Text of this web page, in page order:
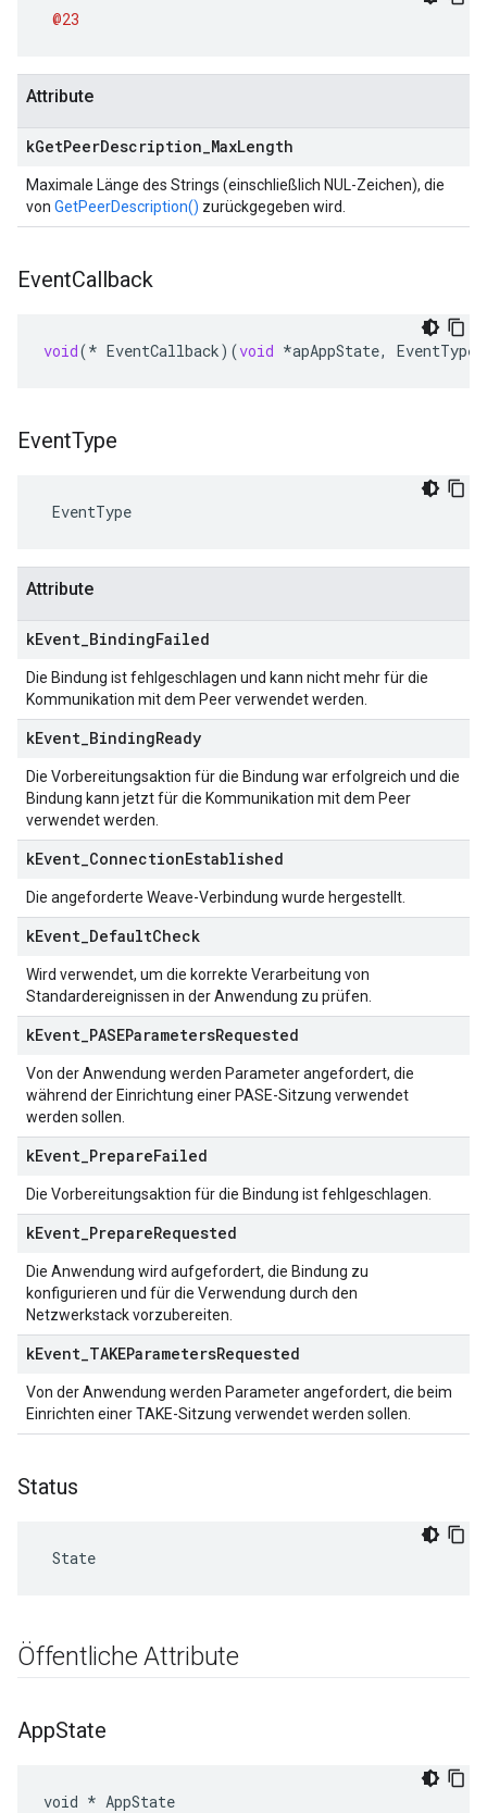
@23
Attribute
kGetPeerDescription MaxLength
Maximale Länge des Strings (einschließlich NUL-Zeichen), die
von GetPeerDescription() zurückgegeben wird.
EventCallback
void(* EventCallback)(void *apAppState, EventType
EventType
EventType
Attribute
kEvent BindingFailed
Die Bindung ist fehlgeschlagen und kann nicht mehr für die
Kommunikation mit dem Peer verwendet werden.
kEvent BindingReady
Die Vorbereitungsaktion für die Bindung war erfolgreich und die
Bindung kann jetzt für die Kommunikation mit dem Peer
verwendet werden.
kEvent ConnectionEstablished
Die angeforderte Weave-Verbindung wurde hergestellt.
kEvent DefaultCheck
Wird verwendet, um die korrekte Verarbeitung von
Standardereignissen in der Anwendung zu prüfen.
kEvent PASEParametersRequested
Von der Anwendung werden Parameter angefordert, die
während der Einrichtung einer PASE-Sitzung verwendet
werden sollen.
kEvent PrepareFailed
Die Vorbereitungsaktion für die Bindung ist fehlgeschlagen.
kEvent PrepareRequested
Die Anwendung wird aufgefordert, die Bindung zu
konfigurieren und für die Verwendung durch den
Netzwerkstack vorzubereiten.
kEvent TAKEParametersRequested
Von der Anwendung werden Parameter angefordert, die beim
Einrichten einer TAKE-Sitzung verwendet werden sollen.
Status
State
Öffentliche Attribute
AppState
void * AppState